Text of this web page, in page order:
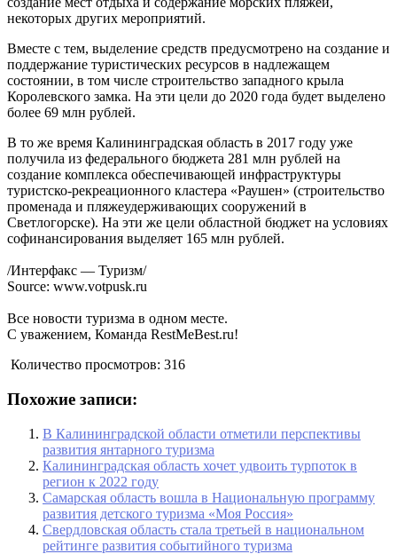
некоторых других мероприятий.
Вместе с тем, выделение средств предусмотрено на создание и
поддержание туристических ресурсов в надлежащем
состоянии, в том числе строительство западного крыла
Королевского замка. На эти цели до 2020 года будет выделено
более 69 млн рублей.
В то же время Калининградская область в 2017 году уже
получила из федерального бюджета 281 млн рублей на
создание комплекса обеспечивающей инфраструктуры
туристско-рекреационного кластера «Раушен» (строительство
променада и пляжеудерживающих сооружений в
Светлогорске). На эти же цели областной бюджет на условиях
софинансирования выделяет 165 млн рублей.
/Интерфакс — Туризм/
Source: www.votpusk.ru
Все новости туризма в одном месте.
С уважением, Команда RestMeBest.ru!
Количество просмотров: 316
Похожие записи:
В Калининградской области отметили перспективы
развития янтарного туризма
Калининградская область хочет удвоить турпоток в
регион к 2022 году
Самарская область вошла в Национальную программу
развития детского туризма «Моя Россия»
Свердловская область стала третьей в национальном
рейтинге развития событийного туризма